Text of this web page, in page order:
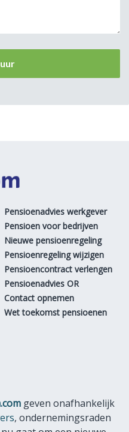
Pensioenadvies werkgever
Pensioen voor bedrijven
Nieuwe pensioenregeling
Pensioenregeling wijzigen
Pensioencontract verlengen
Pensioenadvies OR
Contact opnemen
Wet toekomst pensioenen
geven onafhankelijk
, ondernemingsraden